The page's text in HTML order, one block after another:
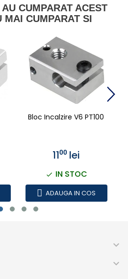
CUMPARAT ACEST
MAI CUMPARAT SI
Bloc Incalzire V6 PT100
1100 lei
IN STOC
ADAUGA IN COS

